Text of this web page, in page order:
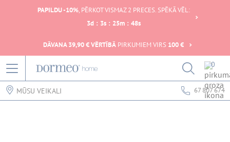
PAPILDU -10%, PĒRKOT VISMAZ 2 PRECES. SPĒKĀ VĒL:
3d : 3s : 25m : 48s
DĀVANA 39,90 € VĒRTĪBĀ PIRKUMIEM VIRS 100 €
0
MŪSU VEIKALI 67 807 674